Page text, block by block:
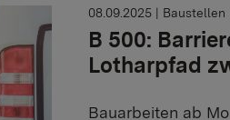
B 500:
Lotharpfad
08.09.2025 | Baustellen
Bauarbeiten ab